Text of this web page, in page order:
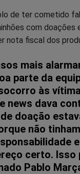
Twitter
de ter cometido
com doações
nota fiscal dos
mais
parte da
às
news dava
doação
não
certo. Isso
Pablo